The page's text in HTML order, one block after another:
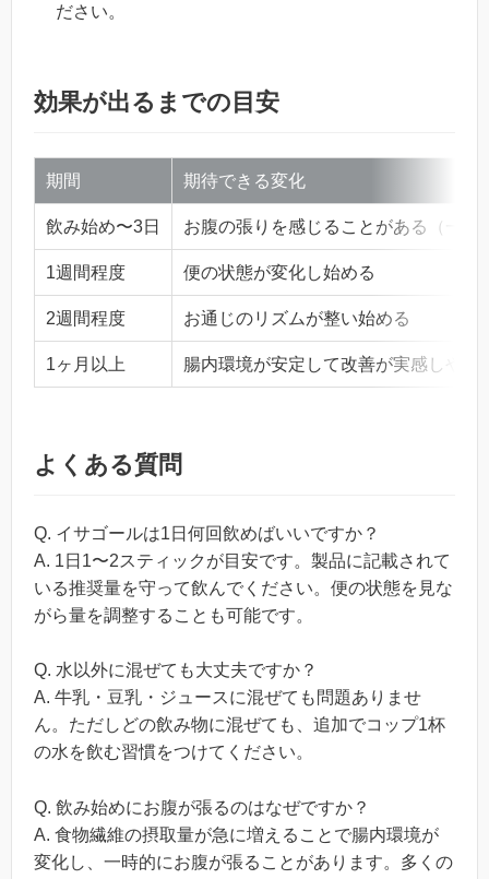
ださい。
効果が出るまでの目安
期間 期待できる変化
飲み始め〜3日 お腹の張りを感じることがある（一時
1週間程度 便の状態が変化し始める
2週間程度 お通じのリズムが整い始める
1ヶ月以上 腸内環境が安定して改善が実感しやす
よくある質問
Q. イサゴールは1日何回飲めばいいですか？
A. 1日1〜2スティックが目安です。製品に記載されて
いる推奨量を守って飲んでください。便の状態を見な
がら量を調整することも可能です。
Q. 水以外に混ぜても大丈夫ですか？
A. 牛乳・豆乳・ジュースに混ぜても問題ありませ
ん。ただしどの飲み物に混ぜても、追加でコップ1杯
の水を飲む習慣をつけてください。
Q. 飲み始めにお腹が張るのはなぜですか？
A. 食物繊維の摂取量が急に増えることで腸内環境が
変化し、一時的にお腹が張ることがあります。多くの